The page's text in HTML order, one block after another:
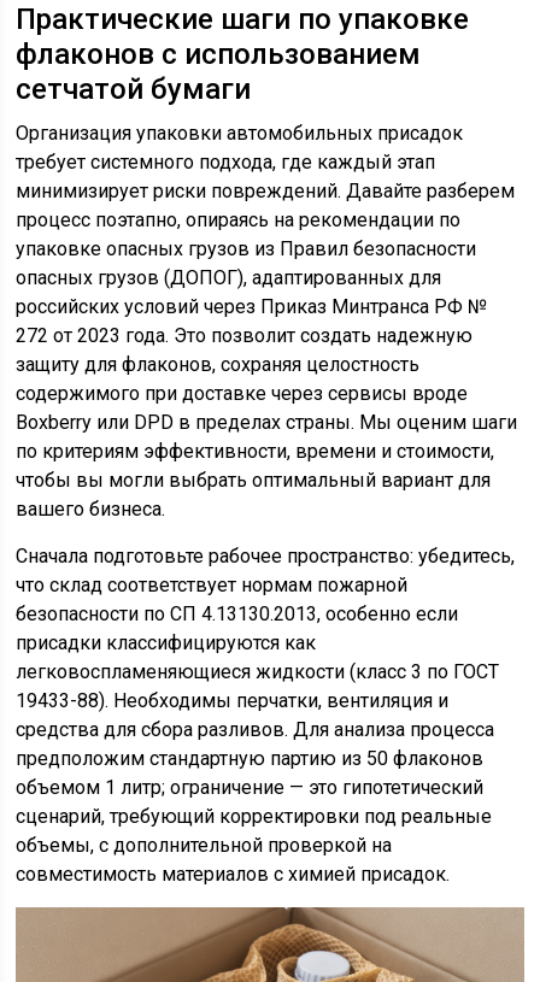
Практические шаги по упаковке
флаконов с использованием
сетчатой бумаги
Организация упаковки автомобильных присадок
требует системного подхода, где каждый этап
минимизирует риски повреждений. Давайте разберем
процесс поэтапно, опираясь на рекомендации по
упаковке опасных грузов из Правил безопасности
опасных грузов (ДОПОГ), адаптированных для
российских условий через Приказ Минтранса РФ №
272 от 2023 года. Это позволит создать надежную
защиту для флаконов, сохраняя целостность
содержимого при доставке через сервисы вроде
Boxberry или DPD в пределах страны. Мы оценим шаги
по критериям эффективности, времени и стоимости,
чтобы вы могли выбрать оптимальный вариант для
вашего бизнеса.
Сначала подготовьте рабочее пространство: убедитесь,
что склад соответствует нормам пожарной
безопасности по СП 4.13130.2013, особенно если
присадки классифицируются как
легковоспламеняющиеся жидкости (класс 3 по ГОСТ
19433-88). Необходимы перчатки, вентиляция и
средства для сбора разливов. Для анализа процесса
предположим стандартную партию из 50 флаконов
объемом 1 литр; ограничение — это гипотетический
сценарий, требующий корректировки под реальные
объемы, с дополнительной проверкой на
совместимость материалов с химией присадок.